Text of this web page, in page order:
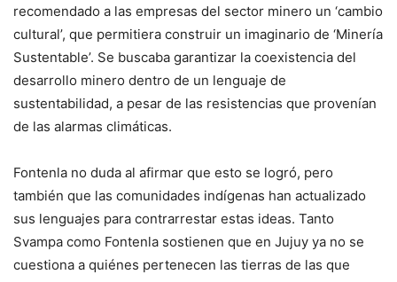
recomendado a las empresas del sector minero un ‘cambio
cultural’, que permitiera construir un imaginario de ‘Minería
Sustentable’. Se buscaba garantizar la coexistencia del
desarrollo minero dentro de un lenguaje de
sustentabilidad, a pesar de las resistencias que provenían
de las alarmas climáticas.
Fontenla no duda al afirmar que esto se logró, pero
también que las comunidades indígenas han actualizado
sus lenguajes para contrarrestar estas ideas. Tanto
Svampa como Fontenla sostienen que en Jujuy ya no se
cuestiona a quiénes pertenecen las tierras de las que